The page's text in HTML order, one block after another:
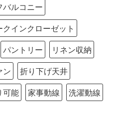
バルコニー
クインクローゼット
パントリー
リネン収納
ン
折り下げ天井
可能 家事動線
洗濯動線